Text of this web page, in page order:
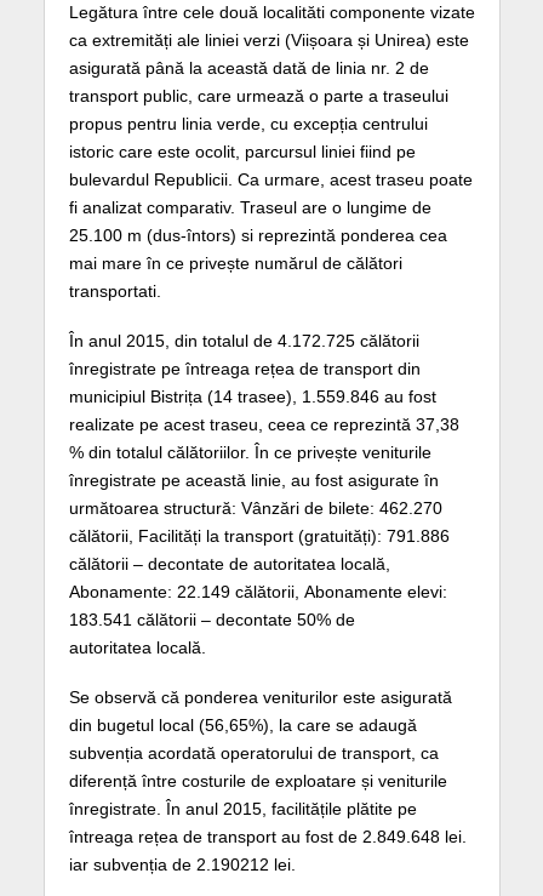
Legătura între cele două localităti componente vizate
ca extremități ale liniei verzi (Viișoara și Unirea) este
asigurată până la această dată de linia nr. 2 de
transport public, care urmează o parte a traseului
propus pentru linia verde, cu excepția centrului
istoric care este ocolit, parcursul liniei fiind pe
bulevardul Republicii. Ca urmare, acest traseu poate
fi analizat comparativ. Traseul are o lungime de
25.100 m (dus-întors) si reprezintă ponderea cea
mai mare în ce privește numărul de călători
transportati.
În anul 2015, din totalul de 4.172.725 călătorii
înregistrate pe întreaga rețea de transport din
municipiul Bistrița (14 trasee), 1.559.846 au fost
realizate pe acest traseu, ceea ce reprezintă 37,38
% din totalul călătoriilor. În ce privește veniturile
înregistrate pe această linie, au fost asigurate în
următoarea structură: Vânzări de bilete: 462.270
călătorii, Facilități la transport (gratuități): 791.886
călătorii – decontate de autoritatea locală,
Abonamente: 22.149 călătorii, Abonamente elevi:
183.541 călătorii – decontate 50% de
autoritatea locală.
Se observă că ponderea veniturilor este asigurată
din bugetul local (56,65%), la care se adaugă
subvenția acordată operatorului de transport, ca
diferență între costurile de exploatare și veniturile
înregistrate. În anul 2015, facilitățile plătite pe
întreaga rețea de transport au fost de 2.849.648 lei.
iar subvenția de 2.190212 lei.